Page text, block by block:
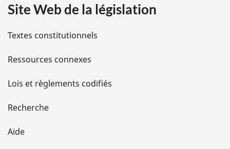
i
l
s
d
e
l
Site Web de la législation
Textes constitutionnels
Ressources connexes
Lois et règlements codifiés
Recherche
Aide